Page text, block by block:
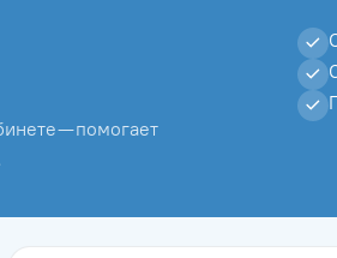
— помогает